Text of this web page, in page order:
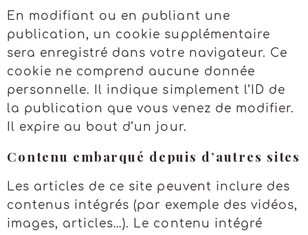
En modifiant ou en publiant une
publication, un cookie supplémentaire
sera enregistré dans votre navigateur. Ce
cookie ne comprend aucune donnée
personnelle. Il indique simplement l’ID de
la publication que vous venez de modifier.
Il expire au bout d’un jour.
Contenu embarqué depuis d’autres sites
Les articles de ce site peuvent inclure des
contenus intégrés (par exemple des vidéos,
images, articles…). Le contenu intégré